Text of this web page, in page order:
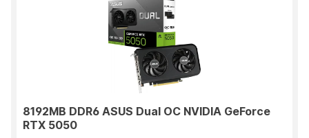
8192MB DDR6 ASUS Dual OC NVIDIA GeForce
RTX 5050